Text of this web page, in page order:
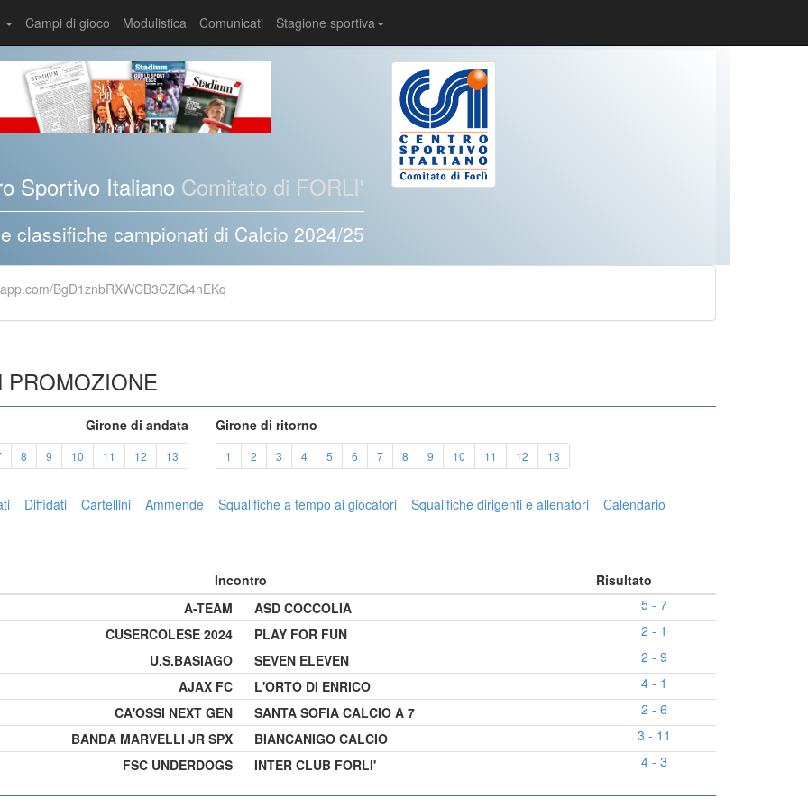
Campi di gioco Modulistica Comunicati Stagione sportiva
Sportivo Italiano Comitato di FORLI'
classifiche campionati di Calcio 2024/25
BgD1znbRXWCB3CZiG4nEKq
PROMOZIONE
Girone di andata
8 9 10 11 12 13
Girone di ritorno
1 2 3 4 5 6 7 8 9 10 11 12 13
Diffidati Cartellini Ammende Squalifiche a tempo ai giocatori Squalifiche dirigenti e allenatori Calendario
Incontro
Risultato
A-TEAM ASD COCCOLIA
5 - 7
CUSERCOLESE 2024 PLAY FOR FUN
2 - 1
U.S.BASIAGO SEVEN ELEVEN
2 - 9
AJAX FC L'ORTO DI ENRICO
4 - 1
CA'OSSI NEXT GEN SANTA SOFIA CALCIO A 7
2 - 6
BANDA MARVELLI JR SPX BIANCANIGO CALCIO
3 - 11
FSC UNDERDOGS INTER CLUB FORLI' 4 - 3